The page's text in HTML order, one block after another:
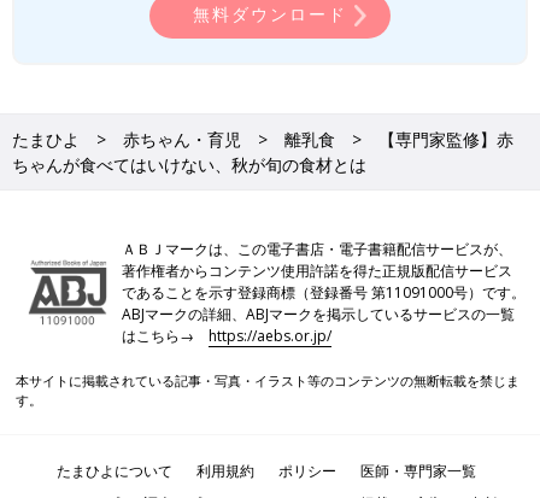
記録できる「成長きろく」も大人気！
最新! 初めての育児新百科 (ベネッセ・ムック たまひよブッ
大人気「新百科シリーズ」の「育児新百科」がリニューアル！
新生児から 3歳まで、月齢別に毎日の赤ちゃんの成長の様子とマ
マ＆パパができることを徹底紹介。
毎日のお世話を基本からていねいに解説。
新生児期からのお世話も写真でよくわかる！ 月齢別に、体・心
の成長とかかわりかたを掲載。
予防接種や乳幼児健診、事故・けがの予防と対策、病気の受診の
無料ダウンロード
たまひよ 赤ちゃん・育児 離乳食
【専門家監修】赤
ちゃんが食べてはいけない、秋が旬の食材とは
ＡＢＪマークは、この電子書店・電子書籍配信サービスが、
著作権者からコンテンツ使用許諾を得た正規版配信サービス
であることを示す登録商標（登録番号 第11091000号）です。
ABJマークの詳細、ABJマークを掲示しているサービスの一覧
はこちら→https://aebs.or.jp/
本サイトに掲載されている記事・写真・イラスト等のコンテンツの無断転載を禁じま
す。
たまひよについて 利用規約 ポリシー
医師・専門家一覧